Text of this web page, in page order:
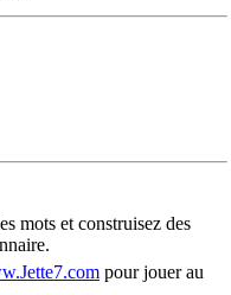
mots et construisez des
pour jouer au